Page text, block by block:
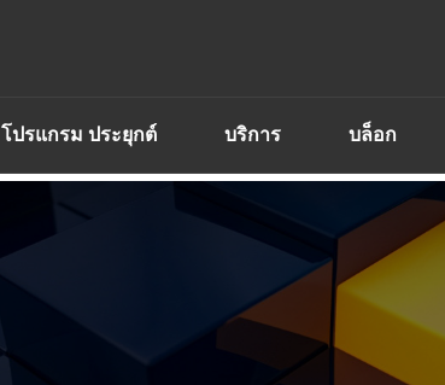
โปรแกรม ประยุกต์ บริการ บล็อก